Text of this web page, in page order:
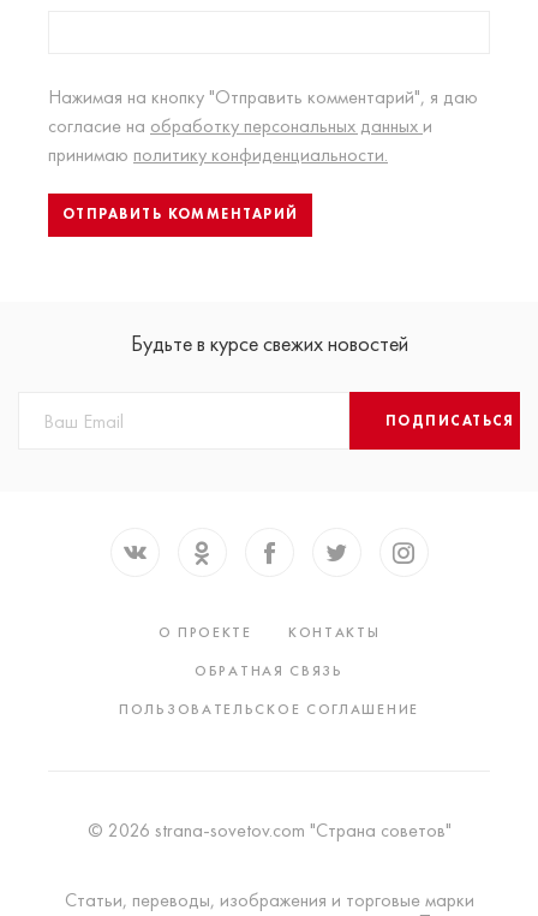
Нажимая на кнопку "Отправить комментарий", я даю
согласие на обработку персональных данных и
принимаю политику конфиденциальности.
Будьте в курсе свежих новостей
ПОДПИСАТЬСЯ
О ПРОЕКТЕ
КОНТАКТЫ
ОБРАТНАЯ СВЯЗЬ
ПОЛЬЗОВАТЕЛЬСКОЕ СОГЛАШЕНИЕ
© 2026 strana-sovetov.com "Страна советов"
Статьи, переводы, изображения и торговые марки